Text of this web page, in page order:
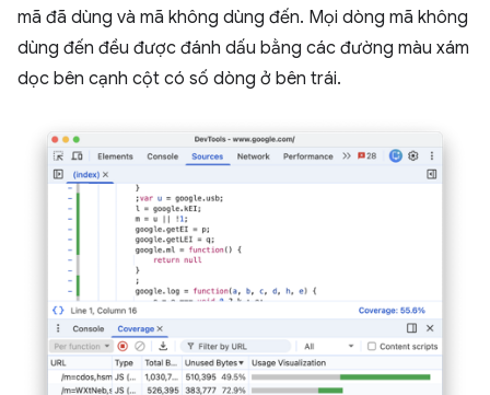
mã đã dùng và mã không dùng đến. Mọi dòng mã không
dùng đến đều được đánh dấu bằng các đường màu xám
dọc bên cạnh cột có số dòng ở bên trái.